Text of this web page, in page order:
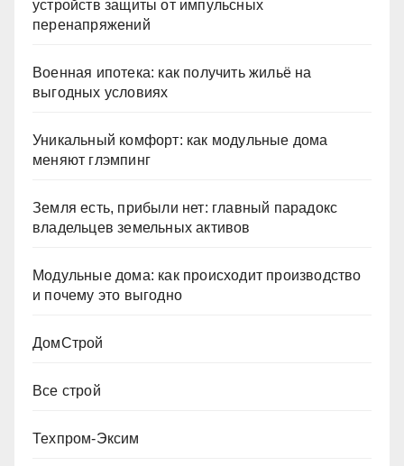
устройств защиты от импульсных
перенапряжений
Военная ипотека: как получить жильё на
выгодных условиях
Уникальный комфорт: как модульные дома
меняют глэмпинг
Земля есть, прибыли нет: главный парадокс
владельцев земельных активов
Модульные дома: как происходит производство
и почему это выгодно
ДомСтрой
Все строй
Техпром-Эксим